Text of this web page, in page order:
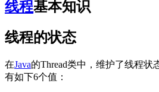
线程基本知识
线程的状态
在Java的Thread类中，维护了线程状
有如下6个值：